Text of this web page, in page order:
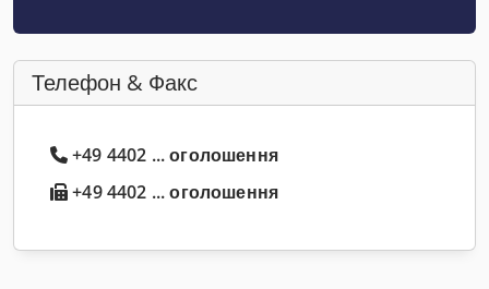
Телефон & Факс
+49 4402 ... оголошення
+49 4402 ... оголошення